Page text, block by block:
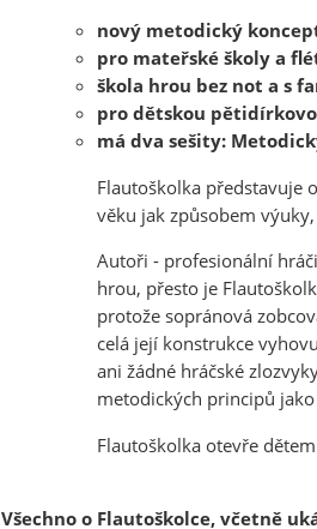
nový metodický
pro mateřské školy a
škola hrou bez not a s
pro dětskou
má dva sešity:
Flautoškolka představuje
věku jak způsobem
Autoři - profesionální
hrou, přesto je
protože sopránová
celá její konstrukce
ani žádné hráčské
metodických principů
Flautoškolka otevře
Všechno o Flautoškolce, včetně